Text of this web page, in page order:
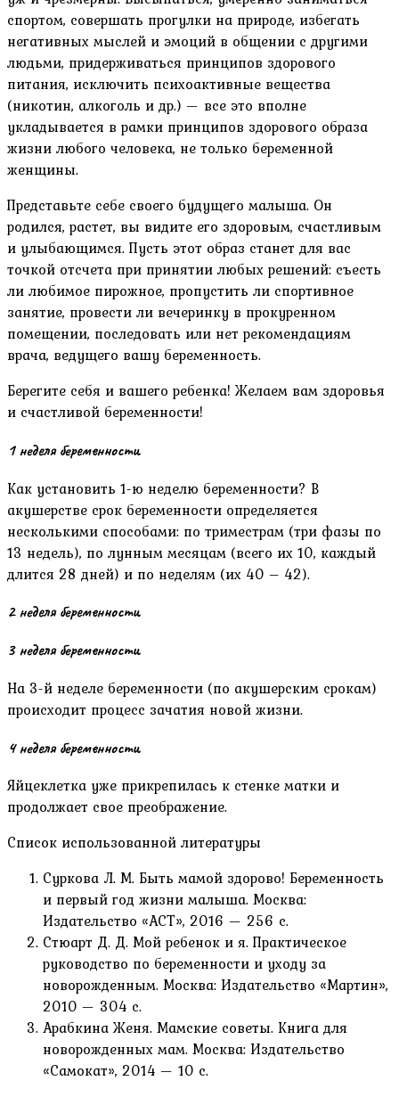
спортом, совершать прогулки на природе, избегать
негативных мыслей и эмоций в общении с другими
людьми, придерживаться принципов здорового
питания, исключить психоактивные вещества
(никотин, алкоголь и др.) — все это вполне
укладывается в рамки принципов здорового образа
жизни любого человека, не только беременной
женщины.
Представьте себе своего будущего малыша. Он
родился, растет, вы видите его здоровым, счастливым
и улыбающимся. Пусть этот образ станет для вас
точкой отсчета при принятии любых решений: съесть
ли любимое пирожное, пропустить ли спортивное
занятие, провести ли вечеринку в прокуренном
помещении, последовать или нет рекомендациям
врача, ведущего вашу беременность.
Берегите себя и вашего ребенка! Желаем вам здоровья
и счастливой беременности!
1 неделя беременности
Как установить 1-ю неделю беременности? В
акушерстве срок беременности определяется
несколькими способами: по триместрам (три фазы по
13 недель), по лунным месяцам (всего их 10, каждый
длится 28 дней) и по неделям (их 40 – 42).
2 неделя беременности
3 неделя беременности
На 3-й неделе беременности (по акушерским срокам)
происходит процесс зачатия новой жизни.
4 неделя беременности
Яйцеклетка уже прикрепилась к стенке матки и
продолжает свое преображение.
Список использованной литературы
Суркова Л. М. Быть мамой здорово! Беременность
и первый год жизни малыша. Москва:
Издательство «АСТ», 2016 — 256 с.
Стюарт Д. Д. Мой ребенок и я. Практическое
руководство по беременности и уходу за
новорожденным. Москва: Издательство «Мартин»,
2010 — 304 с.
Арабкина Женя. Мамские советы. Книга для
новорожденных мам. Москва: Издательство
«Самокат», 2014 — 10 с.